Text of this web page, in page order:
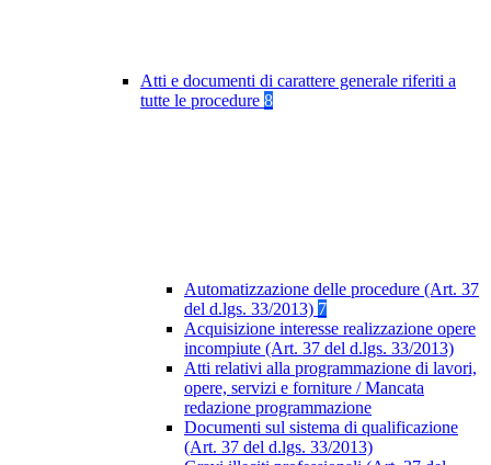
Atti e documenti di carattere generale riferiti a
tutte le procedure 8
Automatizzazione delle procedure (Art. 37
del d.lgs. 33/2013) 7
Acquisizione interesse realizzazione opere
incompiute (Art. 37 del d.lgs. 33/2013)
Atti relativi alla programmazione di lavori,
opere, servizi e forniture / Mancata
redazione programmazione
Documenti sul sistema di qualificazione
(Art. 37 del d.lgs. 33/2013)